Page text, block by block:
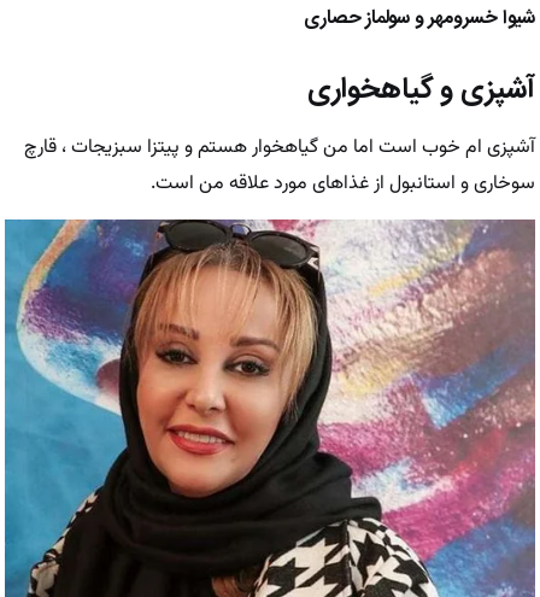
شیوا خسرومهر و سولماز حصاری
آشپزی و گیاهخواری
آشپزی ام خوب است اما من گیاهخوار هستم و پیتزا سبزیجات ، قارچ
سوخاری و استانبول از غذاهای مورد علاقه من است.